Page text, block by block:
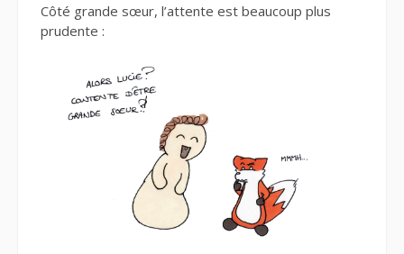
Côté grande sœur, l’attente est beaucoup plus
prudente :